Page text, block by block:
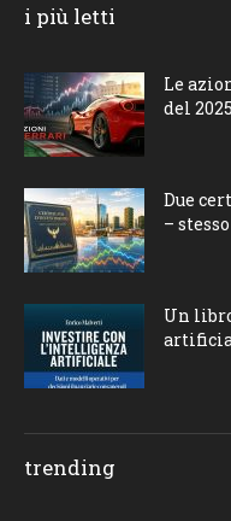
i più letti
Le
del
Due
–
Un
trending